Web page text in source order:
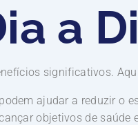
a
significativos.
ajudar a reduzir o
objetivos de saúde